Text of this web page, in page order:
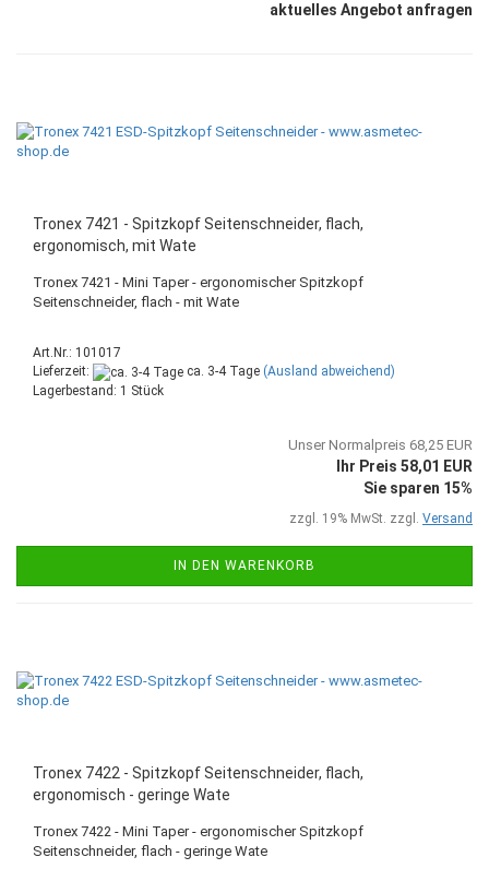
aktuelles Angebot anfragen
Tronex 7421 - Spitzkopf Seitenschneider, flach,
ergonomisch, mit Wate
Tronex 7421 - Mini Taper - ergonomischer Spitzkopf
Seitenschneider, flach - mit Wate
Art.Nr.: 101017
Lieferzeit:
ca. 3-4 Tage (Ausland abweichend)
Lagerbestand: 1 Stück
Unser Normalpreis 68,25 EUR
Ihr Preis 58,01 EUR
Sie sparen 15%
zzgl. 19% MwSt. zzgl. Versand
IN DEN WARENKORB
Tronex 7422 - Spitzkopf Seitenschneider, flach,
ergonomisch - geringe Wate
Tronex 7422 - Mini Taper - ergonomischer Spitzkopf
Seitenschneider, flach - geringe Wate